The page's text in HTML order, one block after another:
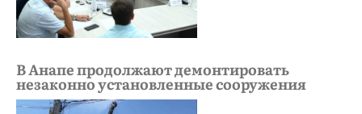
В Анапе продолжают демонтировать
незаконно установленные сооружения